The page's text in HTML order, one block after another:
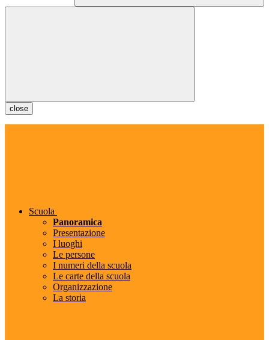
close
Scuola
Panoramica
Presentazione
I luoghi
Le persone
I numeri della scuola
Le carte della scuola
Organizzazione
La storia